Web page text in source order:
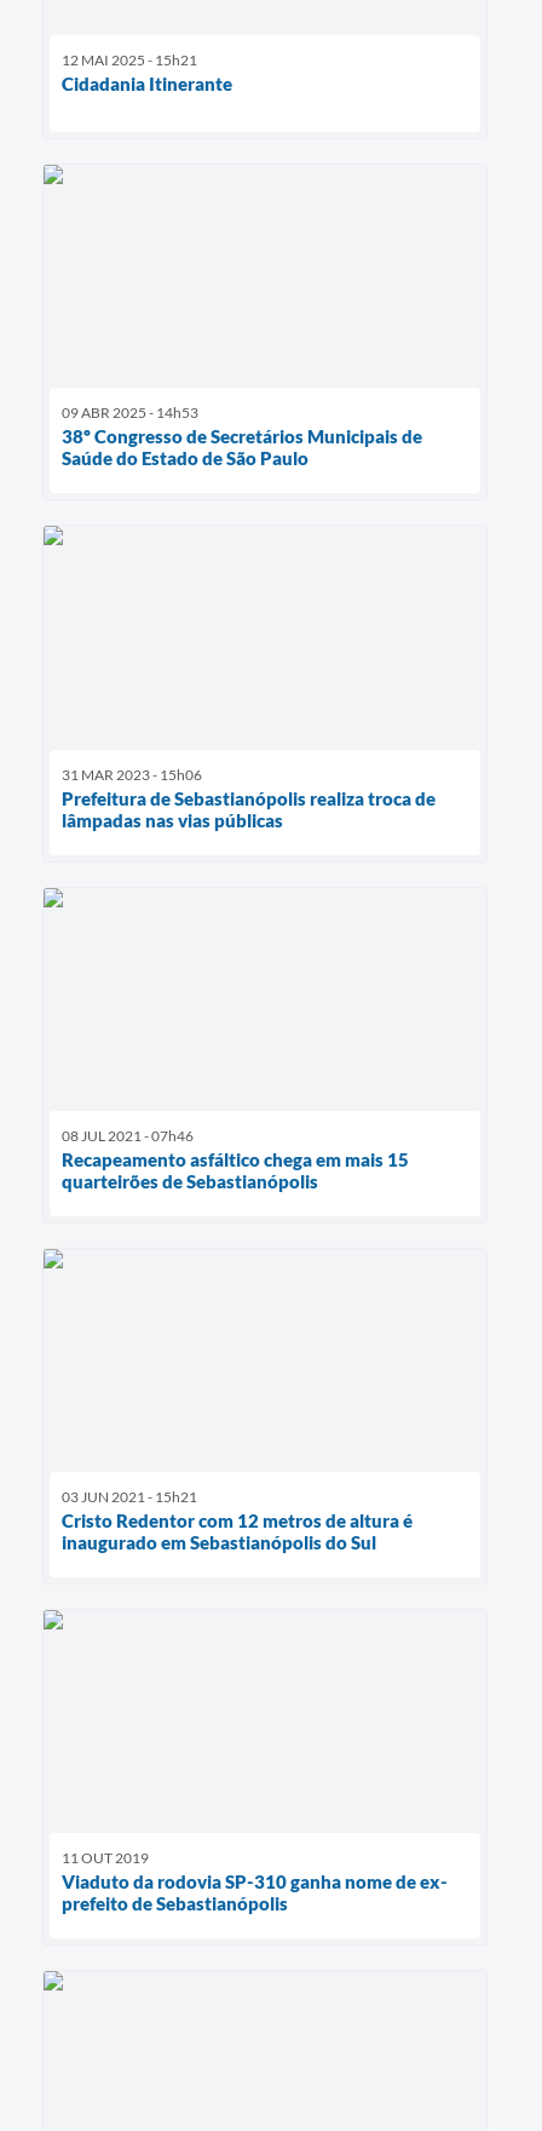
12 MAI 2025 - 15h21
Cidadania Itinerante
09 ABR 2025 - 14h53
38º Congresso de Secretários Municipais de
Saúde do Estado de São Paulo
31 MAR 2023 - 15h06
Prefeitura de Sebastianópolis realiza troca de
lâmpadas nas vias públicas
08 JUL 2021 - 07h46
Recapeamento asfáltico chega em mais 15
quarteirões de Sebastianópolis
03 JUN 2021 - 15h21
Cristo Redentor com 12 metros de altura é
inaugurado em Sebastianópolis do Sul
11 OUT 2019
Viaduto da rodovia SP-310 ganha nome de ex-
prefeito de Sebastianópolis